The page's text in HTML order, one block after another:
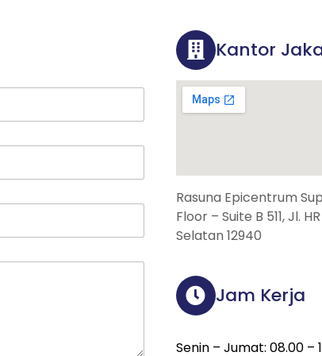
Kantor
Rasuna Epicentrum
Floor – Suite B 511, Jl.
Selatan 12940
Jam Kerja
Senin – Jumat: 08.00 –